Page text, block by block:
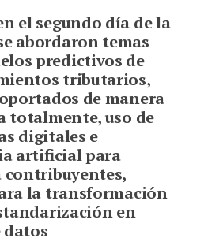
el segundo día de la
abordaron temas
predictivos de
tributarios,
de manera
totalmente, uso de
digitales e
artificial para
contribuyentes,
la transformación
en
datos